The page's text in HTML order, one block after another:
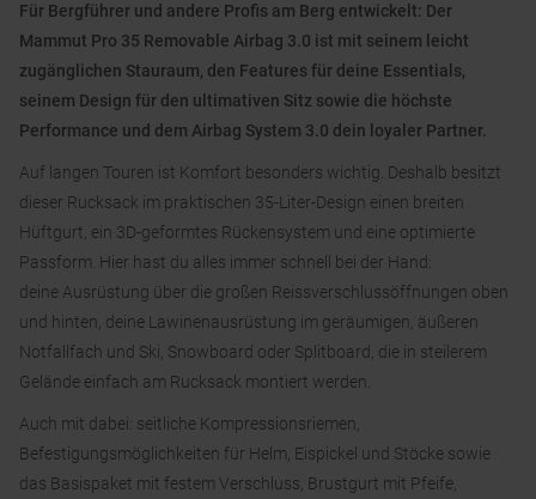
Für Bergführer und andere Profis am Berg entwickelt: Der
Mammut Pro 35 Removable Airbag 3.0 ist mit seinem leicht
zugänglichen Stauraum, den Features für deine Essentials,
seinem Design für den ultimativen Sitz sowie die höchste
Performance und dem Airbag System 3.0 dein loyaler Partner.
Auf langen Touren ist Komfort besonders wichtig. Deshalb besitzt
dieser Rucksack im praktischen 35-Liter-Design einen breiten
Hüftgurt, ein 3D-geformtes Rückensystem und eine optimierte
Passform. Hier hast du alles immer schnell bei der Hand:
deine Ausrüstung über die großen Reissverschlussöffnungen oben
und hinten, deine Lawinenausrüstung im geräumigen, äußeren
Notfallfach und Ski, Snowboard oder Splitboard, die in steilerem
Gelände einfach am Rucksack montiert werden.
Auch mit dabei: seitliche Kompressionsriemen,
Befestigungsmöglichkeiten für Helm, Eispickel und Stöcke sowie
das Basispaket mit festem Verschluss, Brustgurt mit Pfeife,